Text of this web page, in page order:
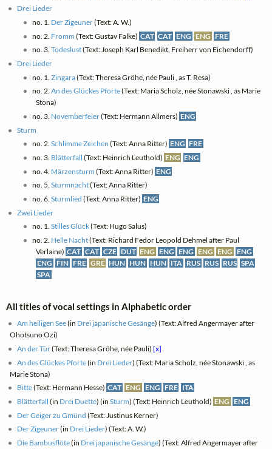
Drei Lieder
no. 1. Der Zigeuner(Text: A. W.)
no. 2. Fromm (Text: Gustav Falke) CAT CAT ENG ENG FRE
no. 3. Todeslust(Text: Joseph Karl Benedikt, Freiherr von Eichendorff)
Drei Lieder
no. 1. Zingara(Text: Theresa Gröhe, née Pauli , as T. Resa)
no. 2. An des Glückes Pforte(Text: Maria Scholz, née Stonawski , as Marie
Stona)
no. 3. Novemberfeier(Text: Hermann Allmers) ENG
Sturm
no. 2. Schlimme Zeichen (Text: Anna Ritter) ENG FRE
no. 3. Blätterfall (Text: Heinrich Leuthold) ENG ENG
no. 4. Märzensturm (Text: Anna Ritter) ENG
no. 5. Sturmnacht(Text: Anna Ritter)
no. 6. Sturmlied (Text: Anna Ritter) ENG
Zwei Lieder
no. 1. Stilles Glück(Text: Hugo Salus)
no. 2. Helle Nacht(Text: Richard Fedor Leopold Dehmel after Paul
Verlaine) CAT CAT CZE DUT ENG ENG ENG ENG ENG ENG
ENG FIN FRE GRE HUN HUN HUN ITA RUS RUS RUS SPA
SPA
All titles of vocal settings in Alphabetic order
Am heiligen See(in Drei japanische Gesänge) (Text: Alfred Angermayer after
Ohotsuno Ozi)
An der Tür(Text: Theresa Gröhe, née Pauli)[x]
An des Glückes Pforte(in Drei Lieder) (Text: Maria Scholz, née Stonawski , as
Marie Stona)
Bitte(Text: Hermann Hesse) CAT ENG ENG FRE ITA
Blätterfall (in Drei Duette) (inSturm) (Text: Heinrich Leuthold) ENG ENG
Der Geiger zu Gmünd (Text: Justinus Kerner)
Der Zigeuner(in Drei Lieder) (Text: A. W.)
Die Bambusflöte(in Drei japanische Gesänge) (Text: Alfred Angermayer after